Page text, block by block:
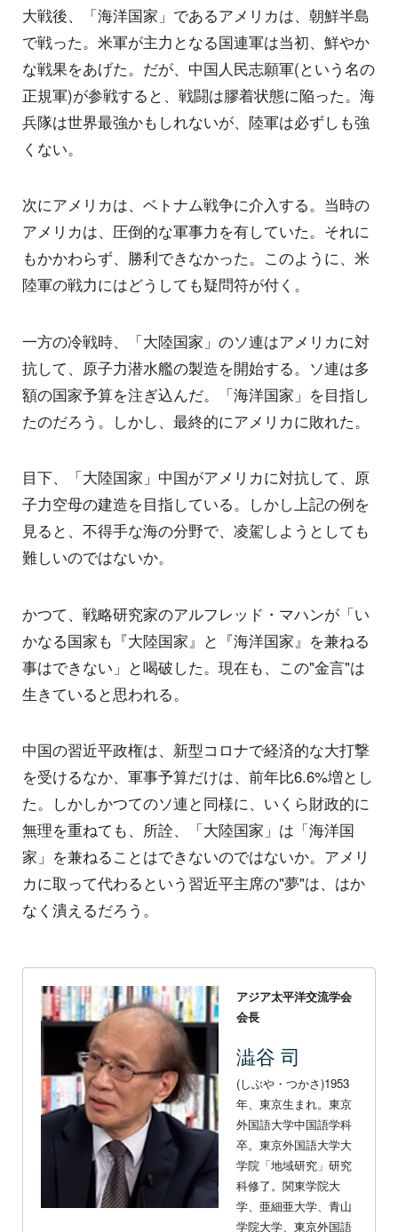
大戦後、「海洋国家」であるアメリカは、朝鮮半島
で戦った。米軍が主力となる国連軍は当初、鮮やか
な戦果をあげた。だが、中国人民志願軍(という名の
正規軍)が参戦すると、戦闘は膠着状態に陥った。海
兵隊は世界最強かもしれないが、陸軍は必ずしも強
くない。
次にアメリカは、ベトナム戦争に介入する。当時の
アメリカは、圧倒的な軍事力を有していた。それに
もかかわらず、勝利できなかった。このように、米
陸軍の戦力にはどうしても疑問符が付く。
一方の冷戦時、「大陸国家」のソ連はアメリカに対
抗して、原子力潜水艦の製造を開始する。ソ連は多
額の国家予算を注ぎ込んだ。「海洋国家」を目指し
たのだろう。しかし、最終的にアメリカに敗れた。
目下、「大陸国家」中国がアメリカに対抗して、原
子力空母の建造を目指している。しかし上記の例を
見ると、不得手な海の分野で、凌駕しようとしても
難しいのではないか。
かつて、戦略研究家のアルフレッド・マハンが「い
かなる国家も『大陸国家』と『海洋国家』を兼ねる
事はできない」と喝破した。現在も、この"金言"は
生きていると思われる。
中国の習近平政権は、新型コロナで経済的な大打撃
を受けるなか、軍事予算だけは、前年比6.6%増とし
た。しかしかつてのソ連と同様に、いくら財政的に
無理を重ねても、所詮、「大陸国家」は「海洋国
家」を兼ねることはできないのではないか。アメリ
カに取って代わるという習近平主席の"夢"は、はか
なく潰えるだろう。
アジア太平洋交流学会
会長
澁谷 司
(しぶや・つかさ)1953
年、東京生まれ。東京
外国語大学中国語学科
卒。東京外国語大学大
学院「地域研究」研究
科修了。関東学院大
学、亜細亜大学、青山
学院大学、東京外国語